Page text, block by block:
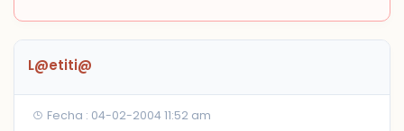
L@etiti@
Fecha : 04-02-2004 11:52 am